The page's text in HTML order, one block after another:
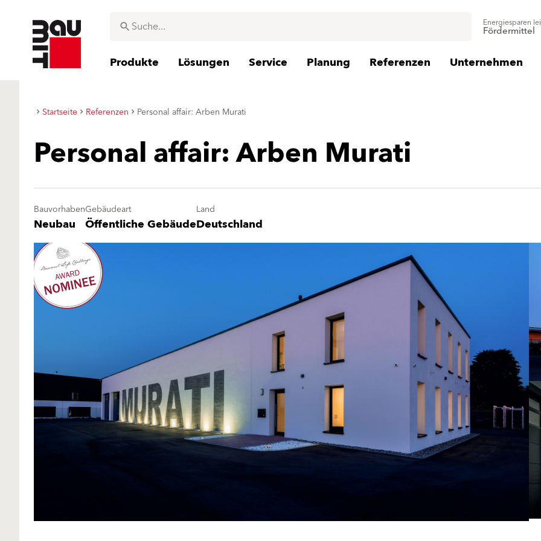
Energiesparen
Fördermittel
Produkte Lösungen Service Planung Referenzen Unternehmen
Startseite Referenzen Personal affair: Arben Murati
Personal affair: Arben Murati
Bauvorhaben
Neubau
Gebäudeart
Öffentliche Gebäude
Land
Deutschland